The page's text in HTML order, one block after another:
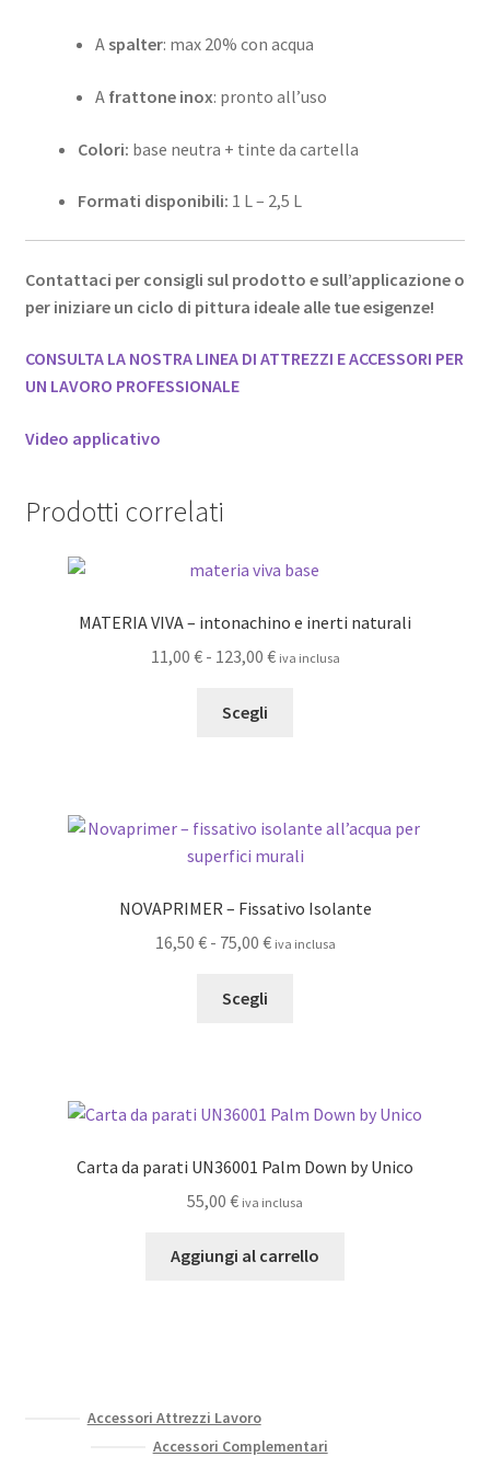
Aspalter: max 20% con acqua
A frattone inox: pronto all’uso
Colori: base neutra + tinte da cartella
Formati disponibili: 1 L – 2,5 L
Contattaci per consigli sul prodotto e sull’applicazione o
per iniziare un ciclo di pittura ideale alle tue esigenze!
CONSULTA LA NOSTRA LINEA DI ATTREZZI E ACCESSORI PER
UN LAVORO PROFESSIONALE
Video applicativo
Prodotti correlati
MATERIA VIVA – intonachino e inerti naturali
11,00 € - 123,00 €Fascia
123,00 €
iva inclusa
Scegli
Le
opzioni
essere
scelte
NOVAPRIMER – Fissativo Isolante
16,50 € - 75,00 €Fascia
75,00 €
iva inclusa
Scegli
Le
possono
essere
nella
Carta da parati UN36001 Palm Down by Unico
55,00 € iva inclusa
Aggiungi al carrello
Accessori Attrezzi Lavoro
Accessori Complementari